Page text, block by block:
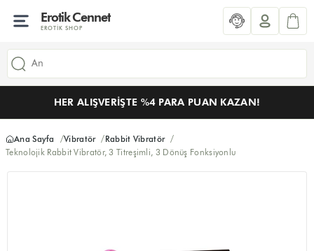
Erotik Cennet
EROTIK SHOP
HER ALIŞVERIŞTE %4 PARA PUAN KAZAN!
Ana Sayfa Vibratör
Rabbit Vibratör
Teknolojik Rabbit Vibratör, 3 Titreşimli, 3 Dönüş Fonksiyonlu